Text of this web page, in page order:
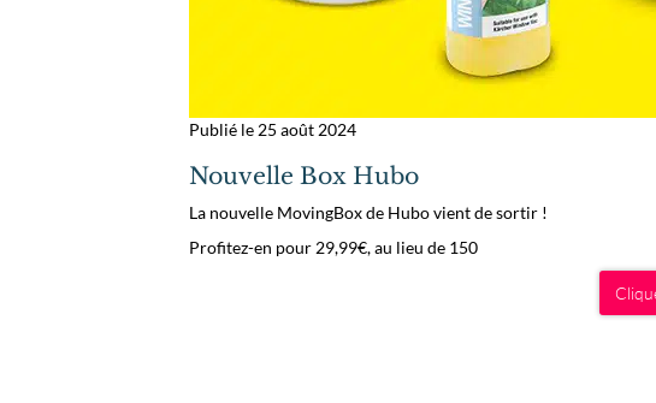
Publié le 25 août 2024
Nouvelle Box Hubo
La nouvelle MovingBox de Hubo vient de sortir !
Profitez-en pour 29,99€, au lieu de 150